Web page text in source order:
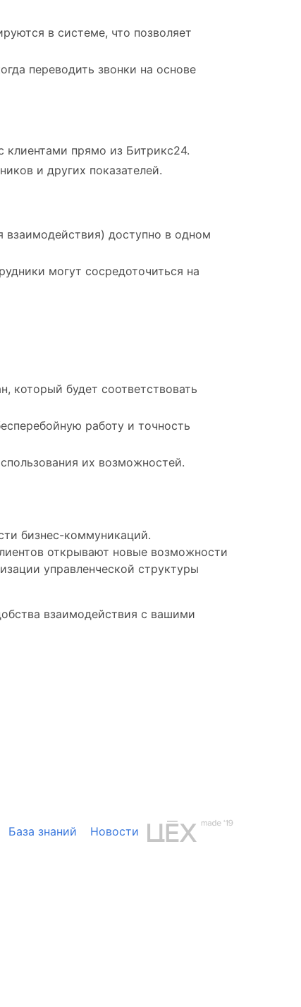
в системе, что позволяет
переводить звонки на основе
клиентами прямо из Битрикс24.
и других показателей.
взаимодействия) доступно в одном
могут сосредоточиться на
который будет соответствовать
работу и точность
их возможностей.
бизнес-коммуникаций.
открывают новые возможности
управленческой структуры
взаимодействия с вашими
База знаний Новости